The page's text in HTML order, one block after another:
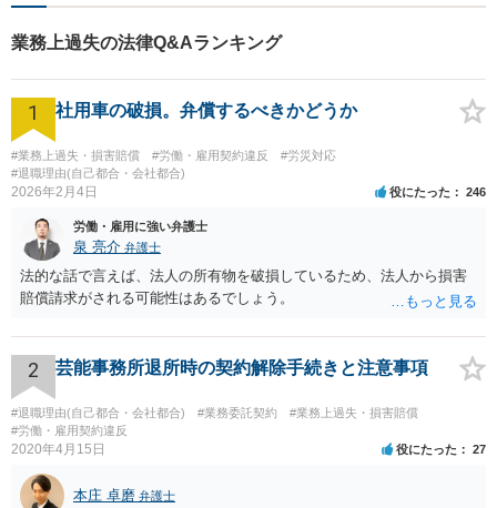
業務上過失の法律Q&Aランキング
1 社用車の破損。弁償するべきかどうか
#業務上過失・損害賠償 #労働・雇用契約違反
#労災対応
#退職理由(自己都合・会社都合)
2026年2月4日 役にたった 246
労働・雇用に強い弁護士
泉 亮介 弁護士
法的な話で言えば、法人の所有物を破損しているため、法人から損害
賠償請求がされる可能性はあるでしょう。
2 芸能事務所退所時の契約解除手続きと注意事項
#退職理由(自己都合・会社都合) #業務委託契約
#業務上過失・損害賠償
#労働・雇用契約違反
2020年4月15日 役にたった 27
本庄 卓磨 弁護士